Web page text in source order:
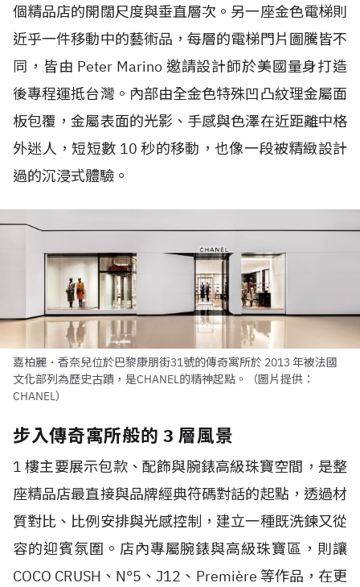
個精品店的開闊尺度與垂直層次。另一座金色電梯則
近乎一件移動中的藝術品，每層的電梯門片圖騰皆不
同，皆由 Peter Marino 邀請設計師於美國量身打造
後專程運抵台灣。內部由全金色特殊凹凸紋理金屬面
板包覆，金屬表面的光影、手感與色澤在近距離中格
外迷人，短短數 10 秒的移動，也像一段被精緻設計
過的沉浸式體驗。
嘉柏麗．香奈兒位於巴黎康朋街31號的傳奇寓所於 2013 年被法國
文化部列為歷史古蹟，是CHANEL的精神起點。（圖片提供：
CHANEL）
步入傳奇寓所般的 3 層風景
1 樓主要展示包款、配飾與腕錶高級珠寶空間，是整
座精品店最直接與品牌經典符碼對話的起點，透過材
質對比、比例安排與光感控制，建立一種既洗鍊又從
容的迎賓氛圍。店內專屬腕錶與高級珠寶區，則讓
COCO CRUSH、N°5、J12、Première 等作品，在更